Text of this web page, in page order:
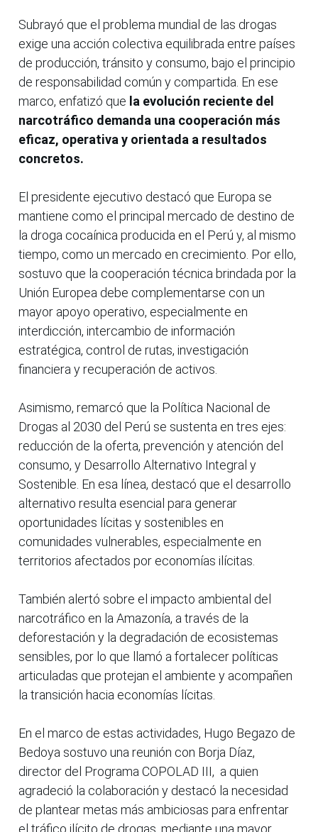
Subrayó que el problema mundial de las drogas
exige una acción colectiva equilibrada entre países
de producción, tránsito y consumo, bajo el principio
de responsabilidad común y compartida. En ese
marco, enfatizó que la evolución reciente del
narcotráfico demanda una cooperación más
eficaz, operativa y orientada a resultados
concretos.
El presidente ejecutivo destacó que Europa se
mantiene como el principal mercado de destino de
la droga cocaínica producida en el Perú y, al mismo
tiempo, como un mercado en crecimiento. Por ello,
sostuvo que la cooperación técnica brindada por la
Unión Europea debe complementarse con un
mayor apoyo operativo, especialmente en
interdicción, intercambio de información
estratégica, control de rutas, investigación
financiera y recuperación de activos.
Asimismo, remarcó que la Política Nacional de
Drogas al 2030 del Perú se sustenta en tres ejes:
reducción de la oferta, prevención y atención del
consumo, y Desarrollo Alternativo Integral y
Sostenible. En esa línea, destacó que el desarrollo
alternativo resulta esencial para generar
oportunidades lícitas y sostenibles en
comunidades vulnerables, especialmente en
territorios afectados por economías ilícitas.
También alertó sobre el impacto ambiental del
narcotráfico en la Amazonía, a través de la
deforestación y la degradación de ecosistemas
sensibles, por lo que llamó a fortalecer políticas
articuladas que protejan el ambiente y acompañen
la transición hacia economías lícitas.
En el marco de estas actividades, Hugo Begazo de
Bedoya sostuvo una reunión con Borja Díaz,
director del Programa COPOLAD III, a quien
agradeció la colaboración y destacó la necesidad
de plantear metas más ambiciosas para enfrentar
el tráfico ilícito de drogas, mediante una mayor